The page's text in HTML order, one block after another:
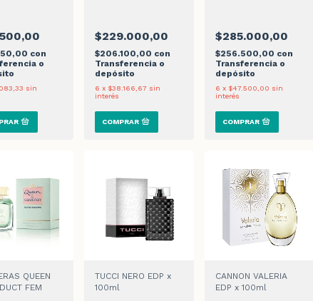
con
o
sin
$229.000,00
$206.100,00 con
Transferencia o
depósito
6 x $38.166,67 sin
interés
$285.000,00
$256.500,00 con
Transferencia o
depósito
6 x $47.500,00 sin
interés
QUEEN
FEM
TUCCI NERO EDP x
100ml
CANNON VALERIA
EDP x 100ml